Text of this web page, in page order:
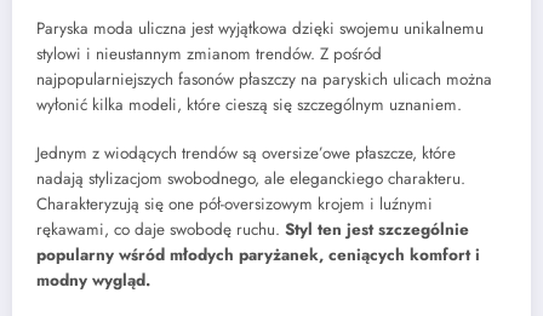
Paryska moda uliczna jest wyjątkowa dzięki swojemu unikalnemu
stylowi i nieustannym zmianom trendów. Z pośród
najpopularniejszych fasonów płaszczy na paryskich ulicach można
wyłonić kilka modeli, które cieszą się szczególnym uznaniem.
Jednym z wiodących trendów są oversize’owe płaszcze, które
nadają stylizacjom swobodnego, ale eleganckiego charakteru.
Charakteryzują się one pół-oversizowym krojem i luźnymi
rękawami, co daje swobodę ruchu. Styl ten jest szczególnie
popularny wśród młodych paryżanek, ceniących komfort i
modny wygląd.